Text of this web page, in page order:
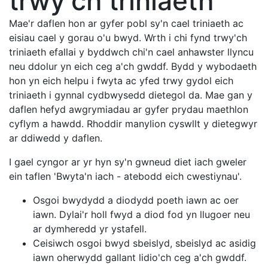
Mae'r daflen hon ar gyfer pobl sy'n cael triniaeth ac
eisiau cael y gorau o'u bwyd. Wrth i chi fynd trwy'ch
triniaeth efallai y byddwch chi'n cael anhawster llyncu
neu ddolur yn eich ceg a'ch gwddf. Bydd y wybodaeth
hon yn eich helpu i fwyta ac yfed trwy gydol eich
triniaeth i gynnal cydbwysedd dietegol da. Mae gan y
daflen hefyd awgrymiadau ar gyfer prydau maethlon
cyflym a hawdd. Rhoddir manylion cyswllt y dietegwyr
ar ddiwedd y daflen.
I gael cyngor ar yr hyn sy'n gwneud diet iach gweler
ein taflen 'Bwyta'n iach - atebodd eich cwestiynau'.
Osgoi bwydydd a diodydd poeth iawn ac oer
iawn. Dylai'r holl fwyd a diod fod yn llugoer neu
ar dymheredd yr ystafell.
Ceisiwch osgoi bwyd sbeislyd, sbeislyd ac asidig
iawn oherwydd gallant lidio'ch ceg a'ch gwddf.